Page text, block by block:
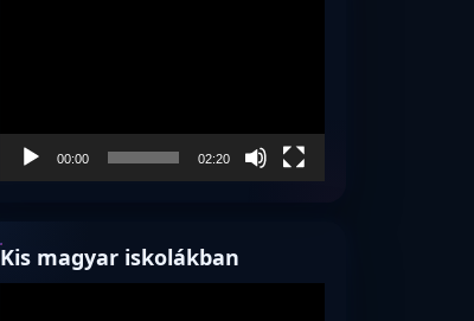
00:00 02:20
Kis magyar iskolákban